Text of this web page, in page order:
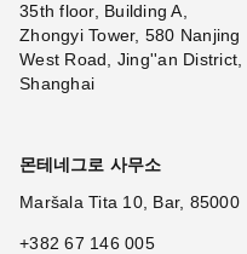
35th floor, Building A,
Zhongyi Tower, 580 Nanjing
West Road, Jing''an District,
Shanghai
몬테네그로 사무소
Maršala Tita 10, Bar, 85000
+382 67 146 005